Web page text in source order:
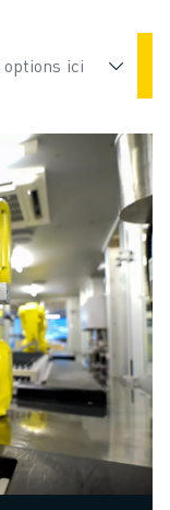
ici